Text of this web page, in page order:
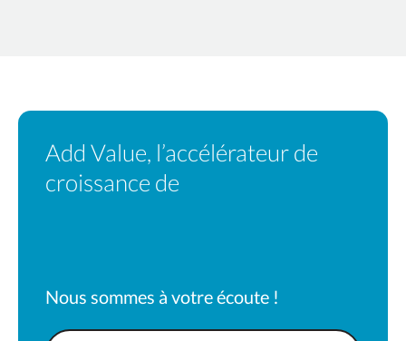
Add Value, l’accélérateur de
croissance de
votre partenariat
Nous sommes à votre écoute !